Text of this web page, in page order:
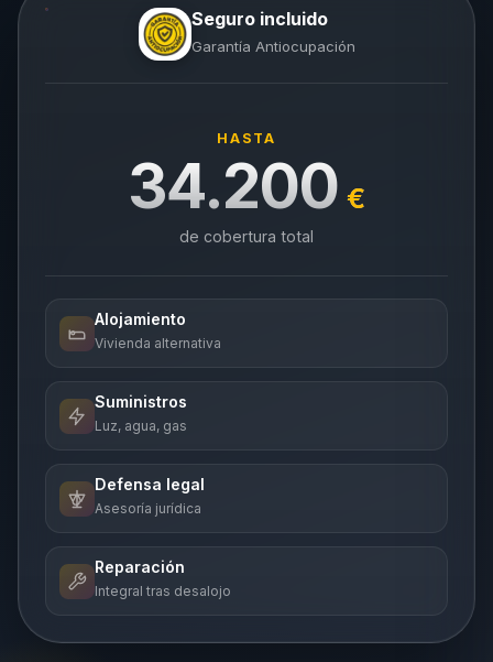
Seguro incluido
Garantía Antiocupación
HASTA
34.200 €
de cobertura total
Alojamiento
Vivienda alternativa
Suministros
Luz, agua, gas
Defensa legal
Asesoría jurídica
Reparación
Integral tras desalojo